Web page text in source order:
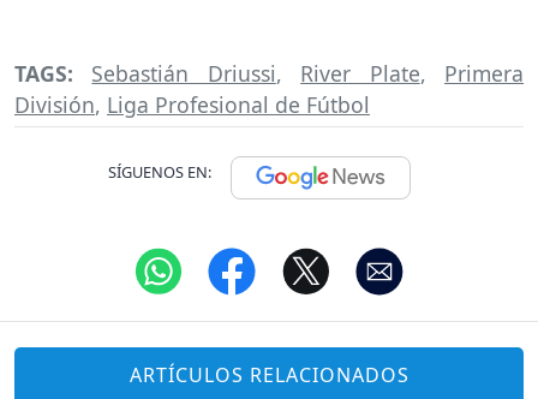
TAGS: Sebastián Driussi, River Plate, Primera
División, Liga Profesional de Fútbol
SÍGUENOS EN:
ARTÍCULOS RELACIONADOS